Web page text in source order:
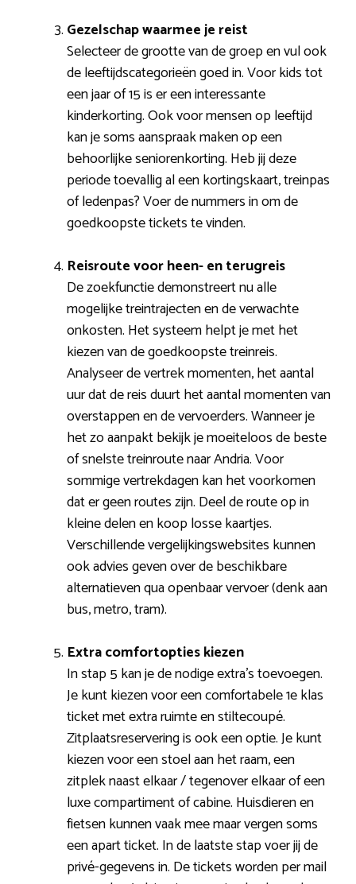
Gezelschap waarmee je reist
Selecteer de grootte van de groep en vul ook
de leeftijdscategorieën goed in. Voor kids tot
een jaar of 15 is er een interessante
kinderkorting. Ook voor mensen op leeftijd
kan je soms aanspraak maken op een
behoorlijke seniorenkorting. Heb jij deze
periode toevallig al een kortingskaart, treinpas
of ledenpas? Voer de nummers in om de
goedkoopste tickets te vinden.
Reisroute voor heen- en terugreis
De zoekfunctie demonstreert nu alle
mogelijke treintrajecten en de verwachte
onkosten. Het systeem helpt je met het
kiezen van de goedkoopste treinreis.
Analyseer de vertrek momenten, het aantal
uur dat de reis duurt het aantal momenten van
overstappen en de vervoerders. Wanneer je
het zo aanpakt bekijk je moeiteloos de beste
of snelste treinroute naar Andria. Voor
sommige vertrekdagen kan het voorkomen
dat er geen routes zijn. Deel de route op in
kleine delen en koop losse kaartjes.
Verschillende vergelijkingswebsites kunnen
ook advies geven over de beschikbare
alternatieven qua openbaar vervoer (denk aan
bus, metro, tram).
Extra comfortopties kiezen
In stap 5 kan je de nodige extra’s toevoegen.
Je kunt kiezen voor een comfortabele 1e klas
ticket met extra ruimte en stiltecoupé.
Zitplaatsreservering is ook een optie. Je kunt
kiezen voor een stoel aan het raam, een
zitplek naast elkaar / tegenover elkaar of een
luxe compartiment of cabine. Huisdieren en
fietsen kunnen vaak mee maar vergen soms
een apart ticket. In de laatste stap voer jij de
privé-gegevens in. De tickets worden per mail